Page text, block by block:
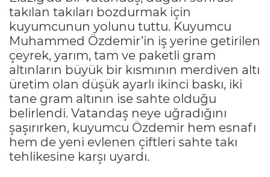
takılan takıları bozdurmak için
kuyumcunun yolunu tuttu. Kuyumcu
Muhammed Özdemir’in iş yerine getirilen
çeyrek, yarım, tam ve paketli gram
altınların büyük bir kısmının merdiven altı
üretim olan düşük ayarlı ikinci baskı, iki
tane gram altının ise sahte olduğu
belirlendi. Vatandaş neye uğradığını
şaşırırken, kuyumcu Özdemir hem esnafı
hem de yeni evlenen çiftleri sahte takı
tehlikesine karşı uyardı.